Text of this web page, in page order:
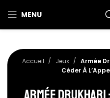
MENU
Accueil Jeux
Armée
Céder À